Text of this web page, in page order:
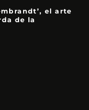
el arte
de la